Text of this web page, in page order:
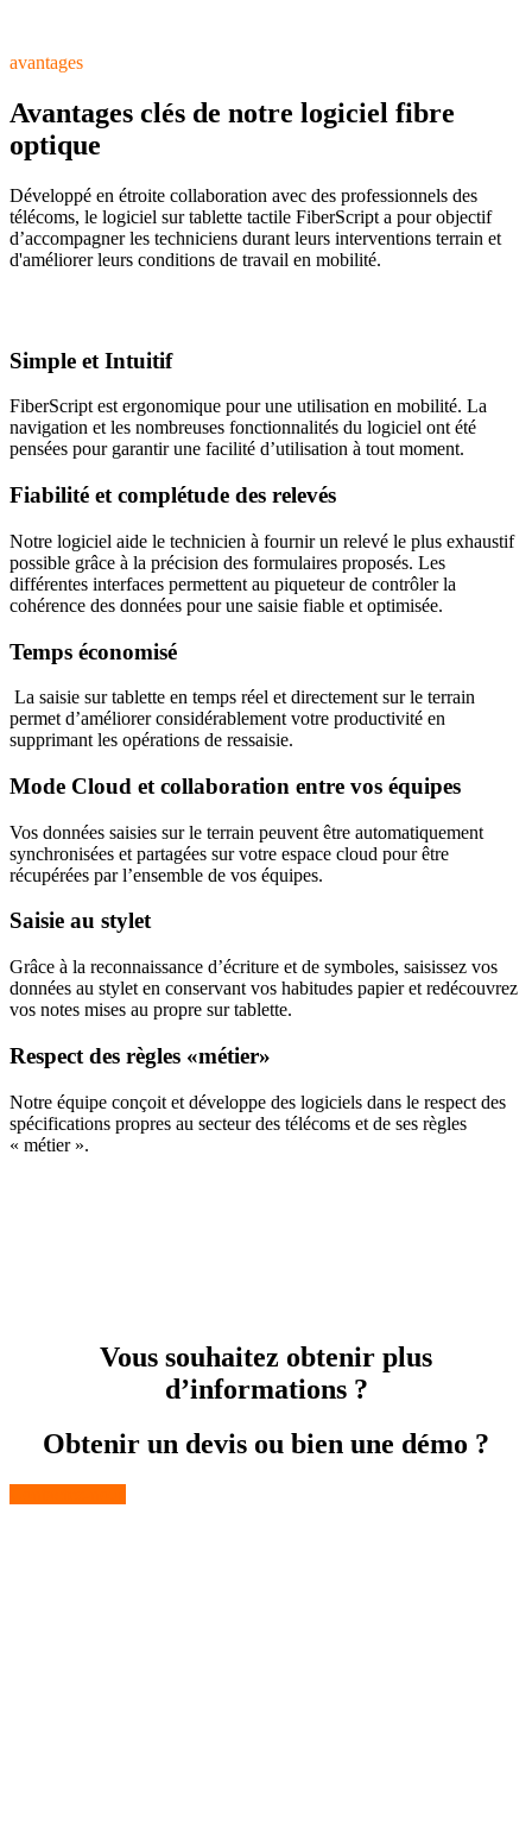
avantages
Avantages clés de notre logiciel fibre
optique
Développé en étroite collaboration avec des professionnels des
télécoms, le logiciel sur tablette tactile FiberScript a pour objectif
d’accompagner les techniciens durant leurs interventions terrain et
d'améliorer leurs conditions de travail en mobilité.
Simple et Intuitif
FiberScript est ergonomique pour une utilisation en mobilité. La
navigation et les nombreuses fonctionnalités du logiciel ont été
pensées pour garantir une facilité d’utilisation à tout moment.
Fiabilité et complétude des relevés
Notre logiciel aide le technicien à fournir un relevé le plus exhaustif
possible grâce à la précision des formulaires proposés. Les
différentes interfaces permettent au piqueteur de contrôler la
cohérence des données pour une saisie fiable et optimisée.
Temps économisé
La saisie sur tablette en temps réel et directement sur le terrain
permet d’améliorer considérablement votre productivité en
supprimant les opérations de ressaisie.
Mode Cloud et collaboration entre vos équipes
Vos données saisies sur le terrain peuvent être automatiquement
synchronisées et partagées sur votre espace cloud pour être
récupérées par l’ensemble de vos équipes.
Saisie au stylet
Grâce à la reconnaissance d’écriture et de symboles, saisissez vos
données au stylet en conservant vos habitudes papier et redécouvrez
vos notes mises au propre sur tablette.
Respect des règles «métier»
Notre équipe conçoit et développe des logiciels dans le respect des
spécifications propres au secteur des télécoms et de ses règles
« métier ».
Vous souhaitez obtenir plus
d’informations ?
Obtenir un devis ou bien une démo ?